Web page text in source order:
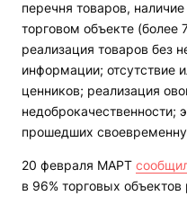
перечня товаров,
торговом объекте (более
реализация товаров без
информации; отсутствие
ценников; реализация
недоброкачественности;
прошедших
20 февраля МАРТ
в 96% торговых объектов